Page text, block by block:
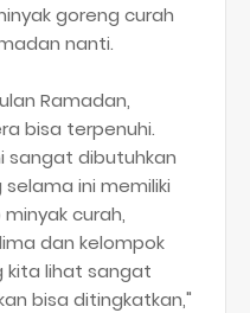
goreng curah
nanti.
Ramadan,
bisa terpenuhi.
sangat dibutuhkan
ini memiliki
curah,
dan kelompok
lihat sangat
bisa ditingkatkan,"